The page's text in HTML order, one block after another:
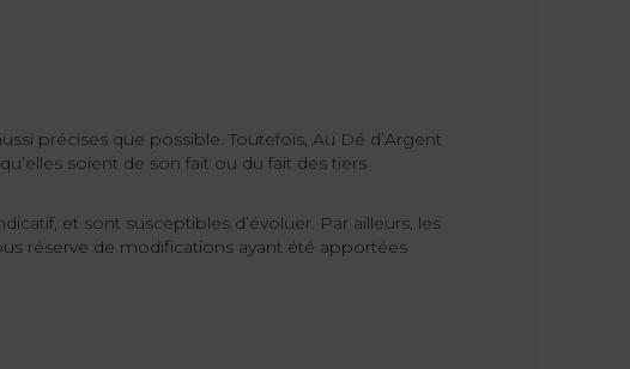
précises que possible. Toutefois, Au Dé d’Argent
soient de son fait ou du fait des tiers
et sont susceptibles d’évoluer. Par ailleurs, les
réserve de modifications ayant été apportées